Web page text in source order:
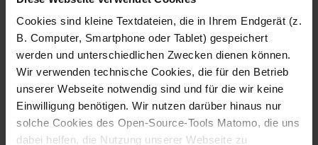
Cookies sind kleine Textdateien, die in Ihrem Endgerät (z.
B. Computer, Smartphone oder Tablet) gespeichert
werden und unterschiedlichen Zwecken dienen können.
Wir verwenden technische Cookies, die für den Betrieb
unserer Webseite notwendig sind und für die wir keine
Einwilligung benötigen. Wir nutzen darüber hinaus nur
solche Cookies des Open-Source-Tools Matomo, die uns
dabei helfen, die Nutzung unserer Webseite zu
Fotografo: Lorenz
Sternbach
Download
Fotografo: Lorenz
Sternbach
Download